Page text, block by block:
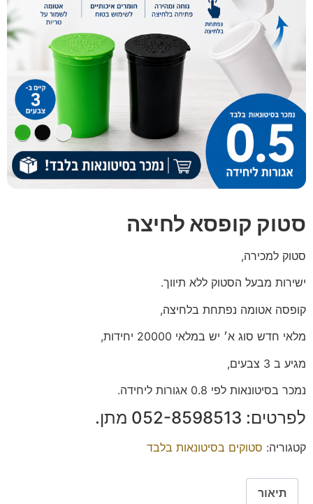
סטוק קופסא לחיצה
סטוק למכירה,
ישירות מבעל הסטוק ללא תיווך.
קופסה אטומה נפתחת בלחיצה,
מלאי חדש סוג א׳ יש במלאי 20000 יחידות,
מגיע ב 3 צבעים,
נמכר בסיטונאות לפי 0.8 אגורות ליחידה.
לפרטים: ‭052-8598513‬ מתן.
קטגוריה: סטוקים בסיטונאות בלבד
תיאור